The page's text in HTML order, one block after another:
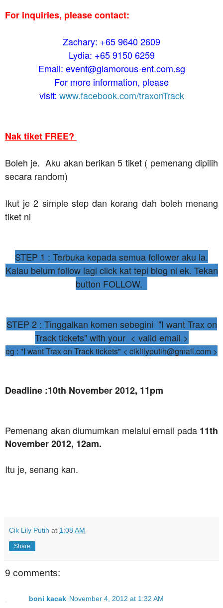
For inquiries, please contact:
Zachary: +65 9640 2609
Lydia: +65 9150 6259
Email: event@glamorous-ent.com.sg
For more information, please
visit: www.facebook.com/traxonTrack
Nak tiket FREE?
Boleh je. Aku akan berikan 5 tiket ( pemenang dipilih
secara random)
Ikut je 2 simple step dan korang dah boleh menang
tiket ni
STEP 1 : Terbuka kepada semua follower aku la.
Kalau belum follow lagi click kat tepi blog ni ek. Tekan
button FOLLOW.
STEP 2 : Tinggalkan komen sebegini "I want Trax on
Track tickets" with your < valid email >
eg : "I want Trax on Track tickets" < ciklilyputih@gmail.com >
Deadline :10th November 2012, 11pm
Pemenang akan diumumkan melalui email pada 11th
November 2012, 12am.
Itu je, senang kan.
Cik Lily Putih at 1:08 AM
Share
9 comments:
boni kacak November 4, 2012 at 1:32 AM